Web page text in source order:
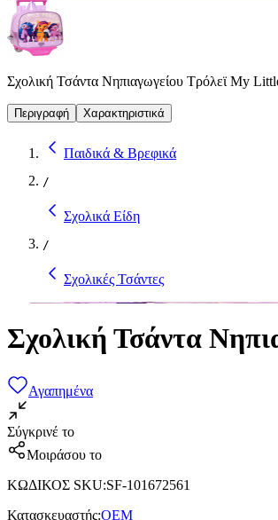
Σχολική Τσάντα Νηπιαγωγείου Τρόλεϊ My
Περιγραφή Χαρακτηριστικά
Παιδικά & Βρεφικά
/
Σχολικά Είδη
/
Σχολικές Τσάντες
Σχολική Τσάντα
Αγαπημένα
Σύγκρινέ το
Μοιράσου το
ΚΩΔΙΚΟΣ SKU:SF-101672561
Κατασκευαστής:OEM